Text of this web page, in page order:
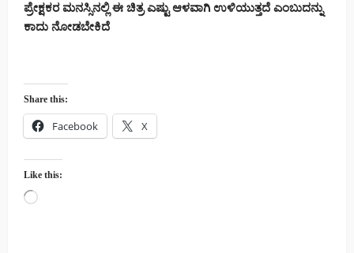
ಪ್ರೇಕ್ಷಕರ ಮನಸ್ಸಿನಲ್ಲಿ ಈ ಚಿತ್ರ ಎಷ್ಟು ಆಳವಾಗಿ ಉಳಿಯುತ್ತದೆ ಎಂಬುದನ್ನು
ಕಾದು ನೋಡಬೇಕಿದೆ
Share this:
Facebook X
Like this:
Loading…